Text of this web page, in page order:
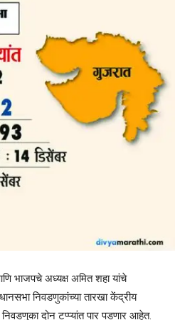
भाजपचे अध्यक्ष अमित शहा यांचे
निवडणुकांच्या तारखा केंद्रीय
दोन टप्प्यांत पार पडणार आहेत.